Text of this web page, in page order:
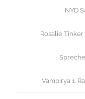
NYD
Rosalie Tinker
Vampirya 1.